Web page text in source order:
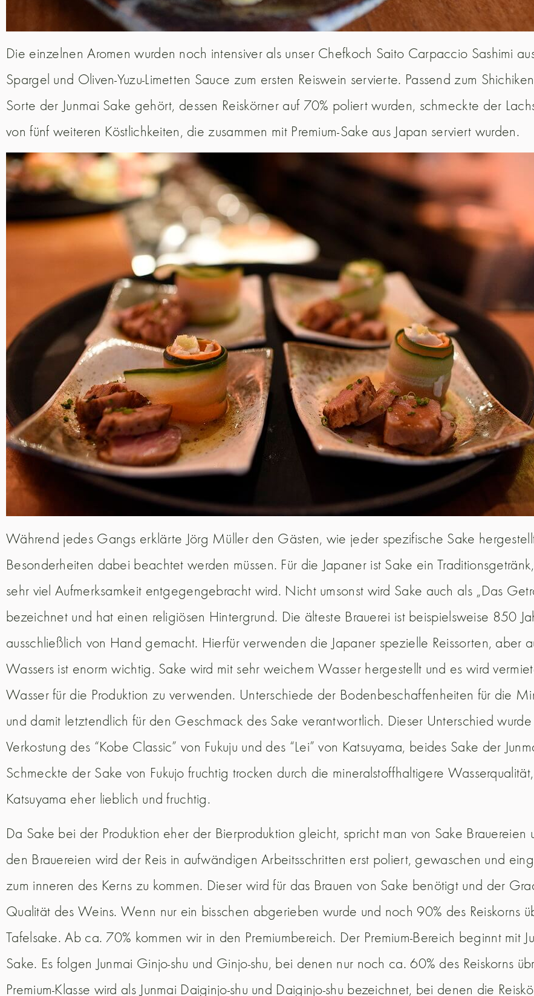
Die einzelnen Aromen wurden noch intensiver als unser Chefkoch Saito Carpaccio Sashimi
Spargel und Oliven-Yuzu-Limetten Sauce zum ersten Reiswein servierte. Passend zum
Sorte der Junmai Sake gehört, dessen Reiskörner auf 70% poliert wurden, schmeckte der
von fünf weiteren Köstlichkeiten, die zusammen mit Premium-Sake aus Japan serviert wurden.
Während jedes Gangs erklärte Jörg Müller den Gästen, wie jeder spezifische Sake
Besonderheiten dabei beachtet werden müssen. Für die Japaner ist Sake ein
sehr viel Aufmerksamkeit entgegengebracht wird. Nicht umsonst wird Sake auch als „Das
bezeichnet und hat einen religiösen Hintergrund. Die älteste Brauerei ist beispielsweise 850
ausschließlich von Hand gemacht. Hierfür verwenden die Japaner spezielle Reissorten, aber
Wassers ist enorm wichtig. Sake wird mit sehr weichem Wasser hergestellt und es wird
Wasser für die Produktion zu verwenden. Unterschiede der Bodenbeschaffenheiten für die
und damit letztendlich für den Geschmack des Sake verantwortlich. Dieser Unterschied
Verkostung des “Kobe Classic” von Fukuju und des “Lei” von Katsuyama, beides Sake der
Schmeckte der Sake von Fukujo fruchtig trocken durch die mineralstoffhaltigere
Katsuyama eher lieblich und fruchtig.
Da Sake bei der Produktion eher der Bierproduktion gleicht, spricht man von Sake Brauereien
den Brauereien wird der Reis in aufwändigen Arbeitsschritten erst poliert, gewaschen und
zum inneren des Kerns zu kommen. Dieser wird für das Brauen von Sake benötigt und der
Qualität des Weins. Wenn nur ein bisschen abgerieben wurde und noch 90% des Reiskorns
Tafelsake. Ab ca. 70% kommen wir in den Premiumbereich. Der Premium-Bereich beginnt mit
Sake. Es folgen Junmai Ginjo-shu und Ginjo-shu, bei denen nur noch ca. 60% des Reiskorns
Premium-Klasse wird als Junmai Daiginjo-shu und Daiginjo-shu bezeichnet, bei denen die